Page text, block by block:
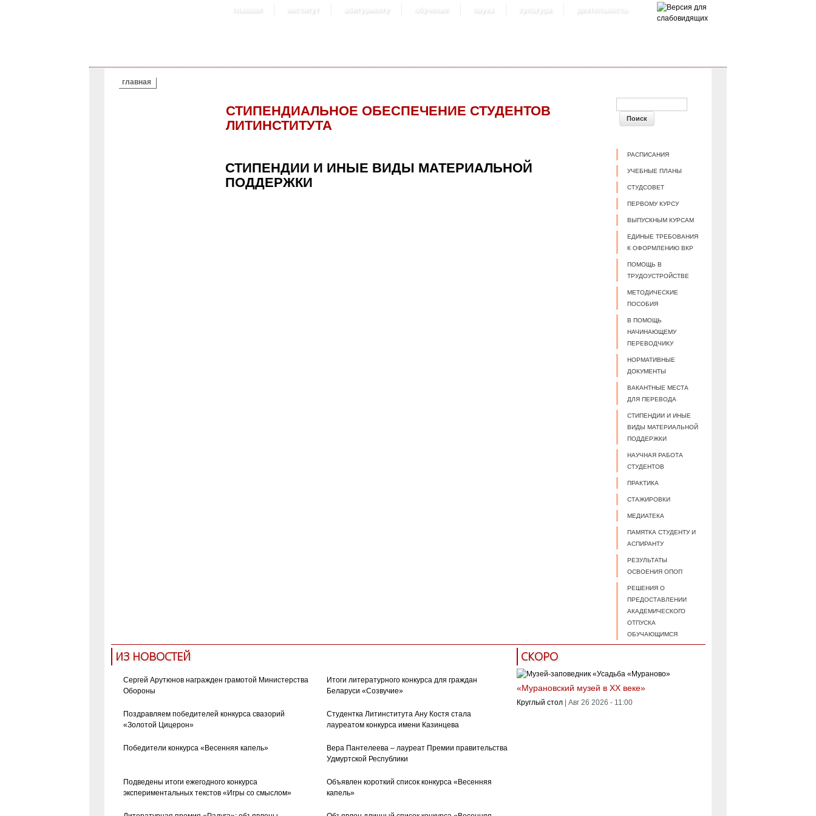
главная институт абитуриенту обучение наука культура деятельность
ВЫ ЗДЕСЬ
главная
СТИПЕНДИАЛЬНОЕ ОБЕСПЕЧЕНИЕ СТУДЕНТОВ
ЛИТИНСТИТУТА
СТИПЕНДИИ И ИНЫЕ ВИДЫ МАТЕРИАЛЬНОЙ
ПОДДЕРЖКИ
ФОРМА ПОИСКА
РАСПИСАНИЯ
УЧЕБНЫЕ ПЛАНЫ
СТУДСОВЕТ
ПЕРВОМУ КУРСУ
ВЫПУСКНЫМ КУРСАМ
ЕДИНЫЕ ТРЕБОВАНИЯ
К ОФОРМЛЕНИЮ ВКР
ПОМОЩЬ В
ТРУДОУСТРОЙСТВЕ
МЕТОДИЧЕСКИЕ
ПОСОБИЯ
В ПОМОЩЬ
НАЧИНАЮЩЕМУ
ПЕРЕВОДЧИКУ
НОРМАТИВНЫЕ
ДОКУМЕНТЫ
ВАКАНТНЫЕ МЕСТА
ДЛЯ ПЕРЕВОДА
СТИПЕНДИИ И ИНЫЕ
ВИДЫ МАТЕРИАЛЬНОЙ
ПОДДЕРЖКИ
НАУЧНАЯ РАБОТА
СТУДЕНТОВ
ПРАКТИКА
СТАЖИРОВКИ
МЕДИАТЕКА
ПАМЯТКА СТУДЕНТУ И
АСПИРАНТУ
РЕЗУЛЬТАТЫ
ОСВОЕНИЯ ОПОП
РЕШЕНИЯ О
ПРЕДОСТАВЛЕНИИ
АКАДЕМИЧЕСКОГО
ОТПУСКА
ОБУЧАЮЩИМСЯ
ИЗ НОВОСТЕЙ
Сергей Арутюнов награжден грамотой Министерства
Обороны
Итоги литературного конкурса для граждан
Беларуси «Созвучие»
Поздравляем победителей конкурса свазорий
«Золотой Цицерон»
Студентка Литинститута Ану Костя стала
лауреатом конкурса имени Казинцева
Победители конкурса «Весенняя капель»
Вера Пантелеева – лауреат Премии правительства
Удмуртской Республики
Подведены итоги ежегодного конкурса
экспериментальных текстов «Игры со смыслом»
Объявлен короткий список конкурса «Весенняя
капель»
СКОРО
«Мурановский музей в XX веке»
Круглый стол Авг 26 2026 - 11:00